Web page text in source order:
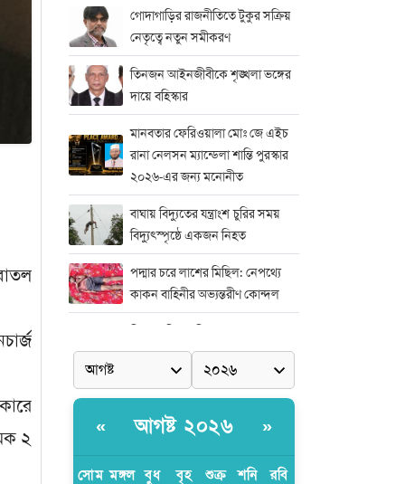
২
গোদাগাড়ির রাজনীতিতে টুকুর সক্রিয়
নেতৃত্বে নতুন সমীকরণ
তিনজন আইনজীবীকে শৃঙ্খলা ভঙ্গের
দায়ে বহিস্কার
মানবতার ফেরিওয়ালা মোঃ জে এইচ
রানা নেলসন ম্যান্ডেলা শান্তি পুরস্কার
২০২৬-এর জন্য মনোনীত
বাঘায় বিদ্যুতের যন্ত্রাংশ চুরির সময়
বিদ্যুৎস্পৃষ্ঠে একজন নিহত
পদ্মার চরে লাশের মিছিল: নেপথ্যে
কাকন বাহিনীর অভ্যন্তরীণ কোন্দল
জড়িতদের দ্রুত দৃষ্টান্তমূলক শাস্তির
দাবিতে সাভারে এক বিশাল মানববন্ধন
মিডিয়া এন্ড এন্ট্রাপ্রেনিয়র অ্যাওয়ার্ড–
২০২৬
র‍্যাবের বিশেষ অভিযান: বিদেশি
« আগষ্ট ২০২৬ »
সোম মঙ্গল বুধ বৃহ শুক্র শনি রবি